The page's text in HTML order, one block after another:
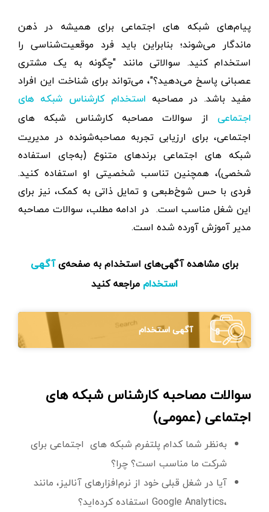
پیام‌های شبکه های اجتماعی برای همیشه در ذهن
ماندگار می‌شوند؛ بنابراین باید فرد موقعیت‌شناسی را
استخدام کنید. سوالاتی مانند "چگونه به یک مشتری
عصبانی پاسخ می‌دهید؟"، می‌تواند برای شناخت این افراد
مفید باشد. در مصاحبه استخدام کارشناس شبکه های
اجتماعی
از سوالات مصاحبه کارشناس شبکه های
اجتماعی، برای ارزیابی تجربه مصاحبه‌شونده در مدیریت
شبکه های اجتماعی برندهای متنوع (به‌جای استفاده
شخصی)، همچنین تناسب شخصیتی او استفاده کنید.
فردی با حس شوخ‌طبعی و تمایل ذاتی به کمک، نیز برای
این شغل مناسب است. در ادامه مطلب، سوالات مصاحبه
مدیر آموزش آورده شده است.
برای مشاهده آگهی‌های استخدام به صفحه‌یآگهی
استخدام مراجعه کنید
آگهی استخدام
سوالات مصاحبه کارشناس شبکه های
اجتماعی (عمومی)
به‌نظر شما کدام پلتفرم شبکه های اجتماعی برای
شرکت ما مناسب است؟ چرا؟
آیا در شغل قبلی خود از نرم‌افزارهای آنالیز، مانند
،Google Analytics استفاده کرده‌اید؟